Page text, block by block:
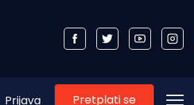
Prijava Pretplati se